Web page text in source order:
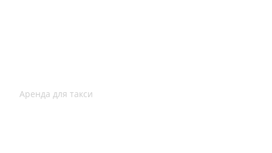
Аренда для такси